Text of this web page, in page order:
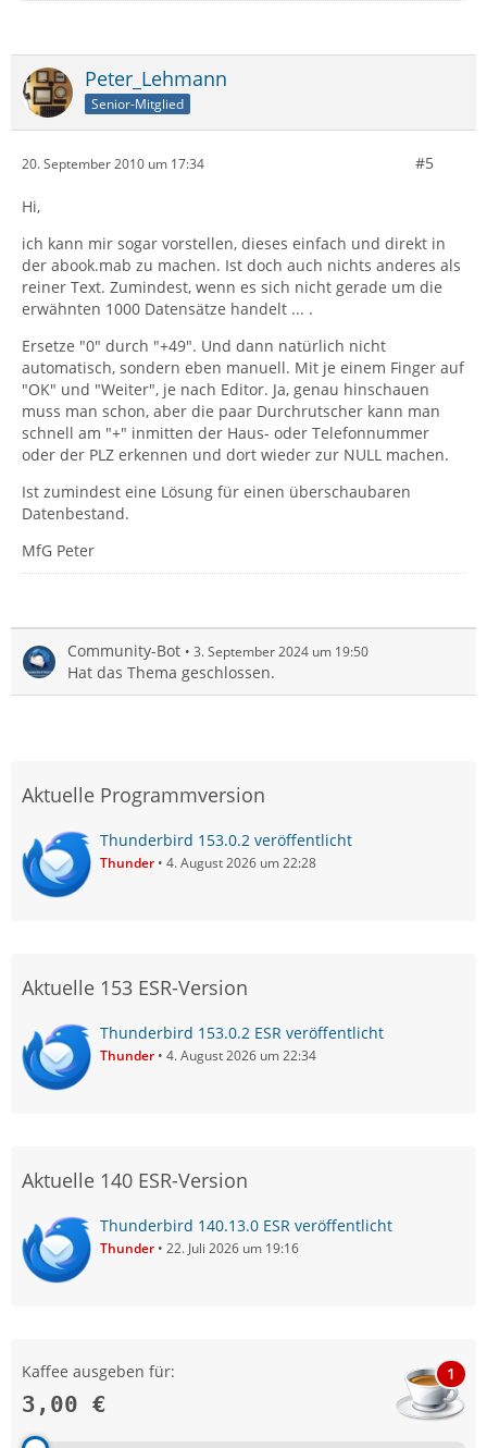
Peter_Lehmann
Senior-Mitglied
20. September 2010 um 17:34 #5
Hi,
ich kann mir sogar vorstellen, dieses einfach und direkt in
der abook.mab zu machen. Ist doch auch nichts anderes als
reiner Text. Zumindest, wenn es sich nicht gerade um die
erwähnten 1000 Datensätze handelt ... .
Ersetze "0" durch "+49". Und dann natürlich nicht
automatisch, sondern eben manuell. Mit je einem Finger auf
"OK" und "Weiter", je nach Editor. Ja, genau hinschauen
muss man schon, aber die paar Durchrutscher kann man
schnell am "+" inmitten der Haus- oder Telefonnummer
oder der PLZ erkennen und dort wieder zur NULL machen.
Ist zumindest eine Lösung für einen überschaubaren
Datenbestand.
MfG Peter
Community-Bot 3. September 2024 um 19:50
Hat das Thema geschlossen.
Aktuelle Programmversion
Thunderbird 153.0.2 veröffentlicht
Thunder 4. August 2026 um 22:28
Aktuelle 153 ESR-Version
Thunderbird 153.0.2 ESR veröffentlicht
Thunder 4. August 2026 um 22:34
Aktuelle 140 ESR-Version
Thunderbird 140.13.0 ESR veröffentlicht
Thunder 22. Juli 2026 um 19:16
Kaffee ausgeben für:
3,00 €
1